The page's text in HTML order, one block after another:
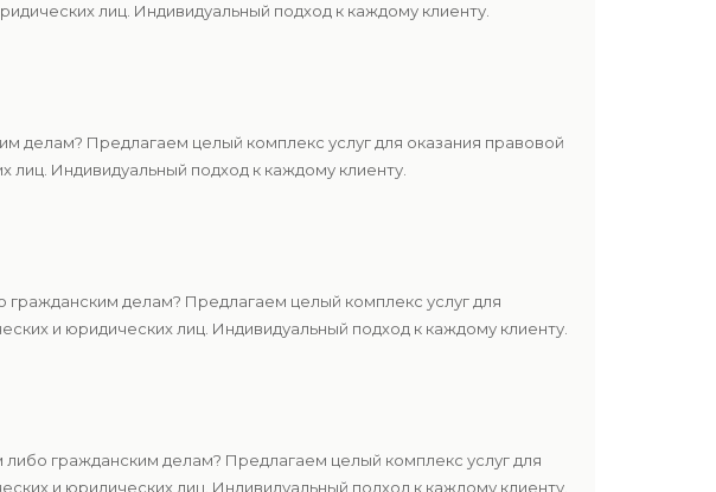
лиц. Индивидуальный подход к каждому клиенту.
делам? Предлагаем целый комплекс услуг для оказания правовой
Индивидуальный подход к каждому клиенту.
делам? Предлагаем целый комплекс услуг для
и юридических лиц. Индивидуальный подход к каждому клиенту.
гражданским делам? Предлагаем целый комплекс услуг для
и юридических лиц. Индивидуальный подход к каждому клиенту.